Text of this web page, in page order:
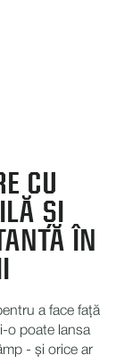
CU
ȘI
ÎN
a face față
o poate lansa
- și orice ar